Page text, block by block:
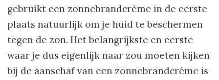
gebruikt een zonnebrandcrème in de eerste
plaats natuurlijk om je huid te beschermen
tegen de zon. Het belangrijkste en eerste
waar je dus eigenlijk naar zou moeten kijken
bij de aanschaf van een zonnebrandcrème is